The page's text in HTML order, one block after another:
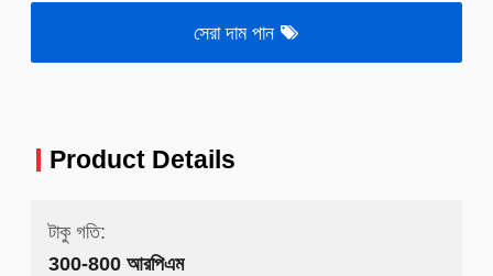
সেরা দাম পান
Product Details
টাকু গতি:
300-800 আরপিএম